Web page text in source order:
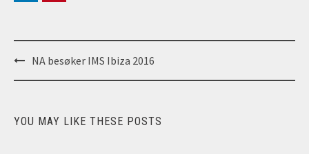
Post
navigation
NA besøker IMS Ibiza 2016
YOU MAY LIKE THESE POSTS